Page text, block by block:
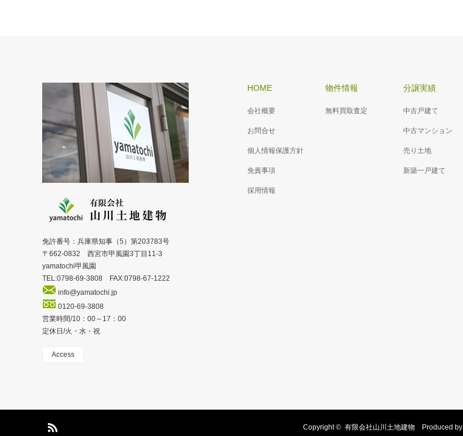
HOME
会社概要
お問合せ
個人情報保護方針
免責事項
採用情報
物件情報
無料買取査定
分譲実績
中古戸建て
中古マンション
売り土地
新築一戸建て
免許番号：兵庫県知事（5）第203783号
〒662-0832 西宮市甲風園3丁目11-3
yamatochi甲風園
TEL:0798-69-3808 FAX:0798-67-1222
info@yamatochi.jp
0120-69-3808
営業時間/10：00～17：00
定休日/火・水・祝
Access
Copyright © 有限会社山川土地建物 Produced by